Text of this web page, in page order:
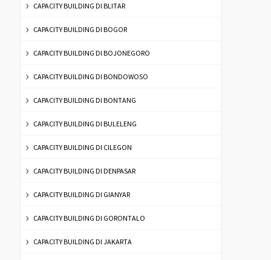
CAPACITY BUILDING DI BLITAR
CAPACITY BUILDING DI BOGOR
CAPACITY BUILDING DI BOJONEGORO
CAPACITY BUILDING DI BONDOWOSO
CAPACITY BUILDING DI BONTANG
CAPACITY BUILDING DI BULELENG
CAPACITY BUILDING DI CILEGON
CAPACITY BUILDING DI DENPASAR
CAPACITY BUILDING DI GIANYAR
CAPACITY BUILDING DI GORONTALO
CAPACITY BUILDING DI JAKARTA